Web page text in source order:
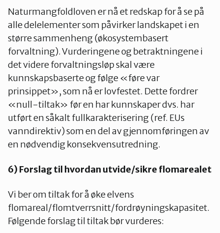
Naturmangfoldloven er nå et redskap for å se på
alle delelementer som påvirker landskapet i en
større sammenheng (økosystembasert
forvaltning). Vurderingene og betraktningene i
det videre forvaltningsløp skal være
kunnskapsbaserte og følge «føre var
prinsippet», som nå er lovfestet. Dette fordrer
«null-tiltak» før en har kunnskaper dvs. har
utført en såkalt fullkarakterisering (ref. EUs
vanndirektiv) som en del av gjennomføringen av
en nødvendig konsekvensutredning.
6) Forslag til hvordan utvide/sikre flomarealet
Vi ber om tiltak for å øke elvens
flomareal/flomtverrsnitt/fordrøyningskapasitet.
Følgende forslag til tiltak bør vurderes: